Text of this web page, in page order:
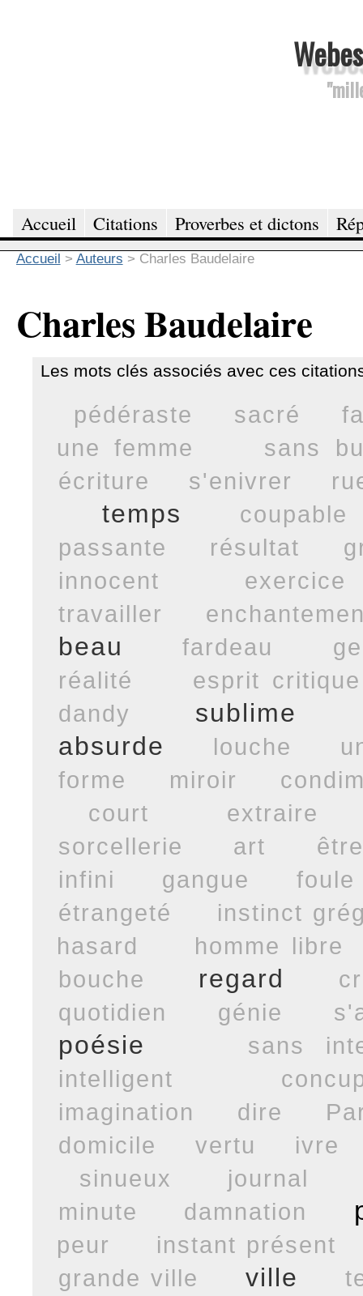
Accueil Citations Proverbes et dictons
Accueil > Auteurs > Charles Baudelaire
Charles Baudelaire
Les mots clés associés avec ces
pédéraste sacré
une femme
sans
écriture
s'enivrer
temps
coupable
passante
résultat
innocent
exercice
travailler
beau fardeau
réalité
esprit critique
dandy
sublime
absurde louche
forme
miroir
court
extraire
sorcellerie
art
être
infini
gangue
foule
étrangeté
instinct
hasard
homme libre
bouche
regard
quotidien
génie
poésie
sans
intelligent
imagination
dire
domicile
vertu
ivre
sinueux
journal
minute
damnation
peur
instant présent
grande ville
ville